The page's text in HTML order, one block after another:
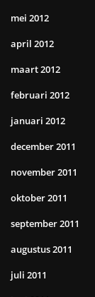
mei 2012
april 2012
maart 2012
februari 2012
januari 2012
december 2011
november 2011
oktober 2011
september 2011
augustus 2011
juli 2011